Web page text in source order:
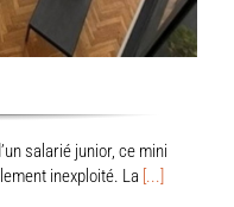
salarié junior, ce mini
inexploité. La [...]